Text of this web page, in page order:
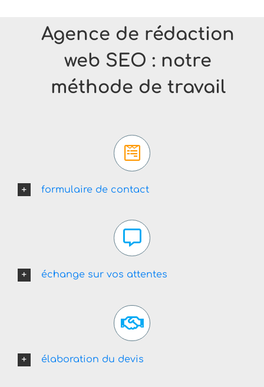
Agence de rédaction
web SEO : notre
méthode de travail
formulaire de contact
échange sur vos attentes
élaboration du devis